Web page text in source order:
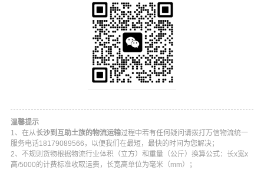
的物流门到门运输服务！
温馨提示
1、在从长沙到互助土族的物流运输过程中若有任何疑问请拨打万信物流统一
服务电话18179089566，以便我们在最短，最快的时间为您解决；
2、不规则货物根据物流行业体积（立方）和重量（公斤）换算公式：长x宽x
高/5000的计费标准收取运费，长宽高单位为毫米（mm）；